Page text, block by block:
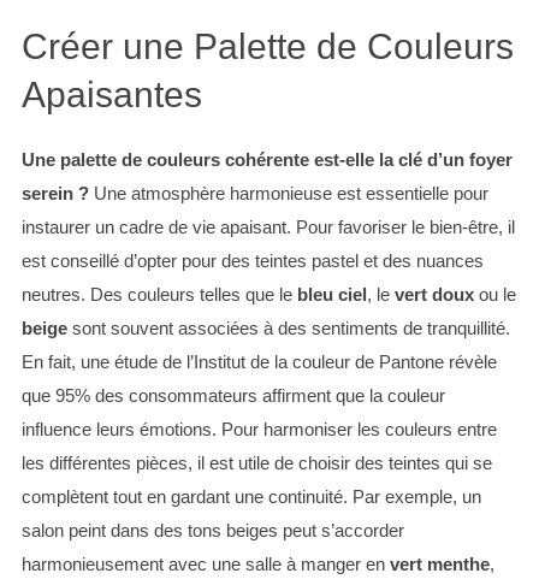
Créer une Palette de Couleurs
Apaisantes
Une palette de couleurs cohérente est-elle la clé d’un foyer
serein ?Une atmosphère harmonieuse est essentielle pour
instaurer un cadre de vie apaisant. Pour favoriser le bien-être, il
est conseillé d’opter pour des teintes pastel et des nuances
neutres. Des couleurs telles que le bleu ciel, le vert douxou le
beigesont souvent associées à des sentiments de tranquillité.
En fait, une étude de l’Institut de la couleur de Pantone révèle
que 95% des consommateurs affirment que la couleur
influence leurs émotions. Pour harmoniser les couleurs entre
les différentes pièces, il est utile de choisir des teintes qui se
complètent tout en gardant une continuité. Par exemple, un
salon peint dans des tons beiges peut s’accorder
harmonieusement avec une salle à manger en vert menthe,